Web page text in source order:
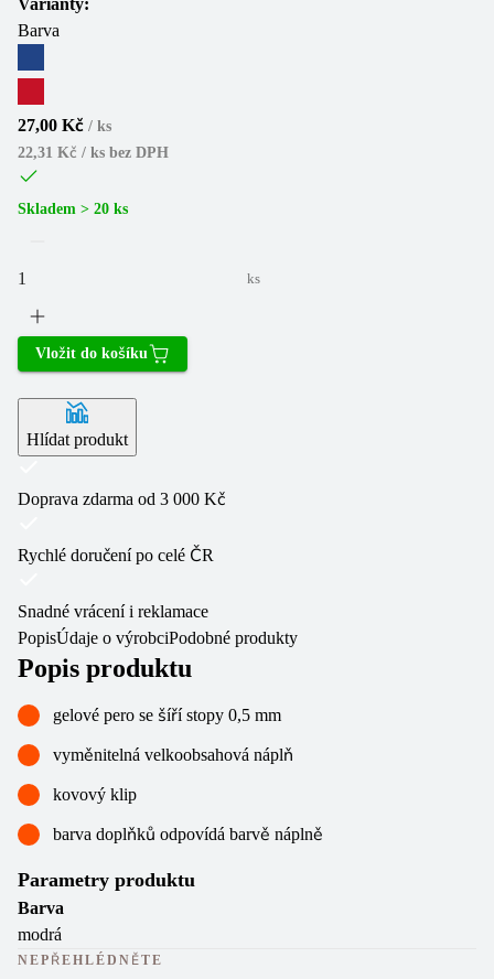
Varianty:
Barva
27,00 Kč / ks
22,31 Kč / ks bez DPH
Skladem > 20 ks
ks
Vložit do košíku
Hlídat produkt
Doprava zdarma od 3 000 Kč
Rychlé doručení po celé ČR
Snadné vrácení i reklamace
PopisÚdaje o výrobciPodobné produkty
Popis produktu
gelové pero se šíří stopy 0,5 mm
vyměnitelná velkoobsahová náplň
kovový klip
barva doplňků odpovídá barvě náplně
Parametry produktu
Barva
modrá
NEPŘEHLÉDNĚTE